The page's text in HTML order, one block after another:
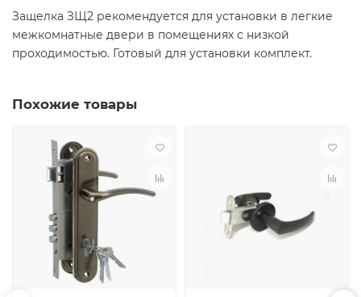
Защелка ЗЩ2 рекомендуется для установки в легкие
межкомнатные двери в помещениях с низкой
проходимостью. Готовый для установки комплект.
Похожие товары